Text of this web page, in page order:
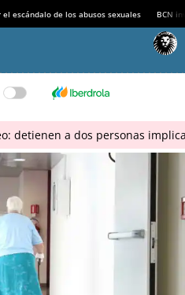
escándalo de los abusos sexuales BCN
detienen a dos personas